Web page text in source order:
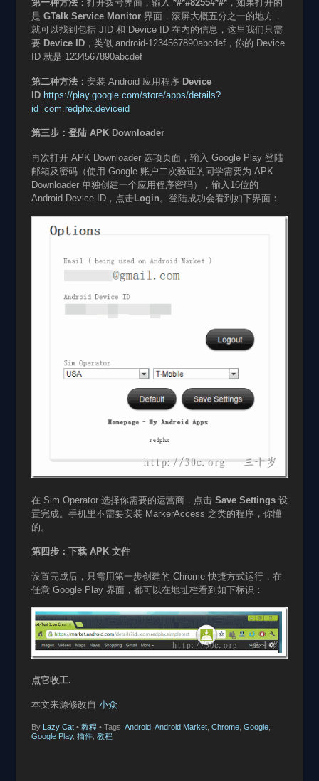
第一种方法：打开拨号界面，输入 *#*#8255#*#*，如果打开的
是 GTalk Service Monitor界面，滚屏大概五分之一的地方，
就可以找到包括 JID 和 Device ID 在内的信息，这里我们只需
要 Device ID，类似 android-1234567890abcdef，你的 Device
ID 就是 1234567890abcdef
第二种方法：安装 Android 应用程序 Device
ID https://play.google.com/store/apps/details?
id=com.redphx.deviceid
第三步：登陆APK Downloader
再次打开 APK Downloader 选项页面，输入 Google Play 登陆
邮箱及密码（使用 Google 账户二次验证的同学需要为 APK
Downloader 单独创建一个应用程序密码），输入16位的
Android Device ID，点击Login。登陆成功会看到如下界面：
在 Sim Operator 选择你需要的运营商，点击 Save Settings设
置完成。手机里不需要安装 MarkerAccess 之类的程序，你懂
的。
第四步：下载APK 文件
设置完成后，只需用第一步创建的 Chrome 快捷方式运行，在
任意 Google Play 界面，都可以在地址栏看到如下标识：
点它收工.
本文来源修改自 小众
By Lazy Cat• 教程 • Tags: Android, Android Market, Chrome, Google,
Google Play, 插件, 教程